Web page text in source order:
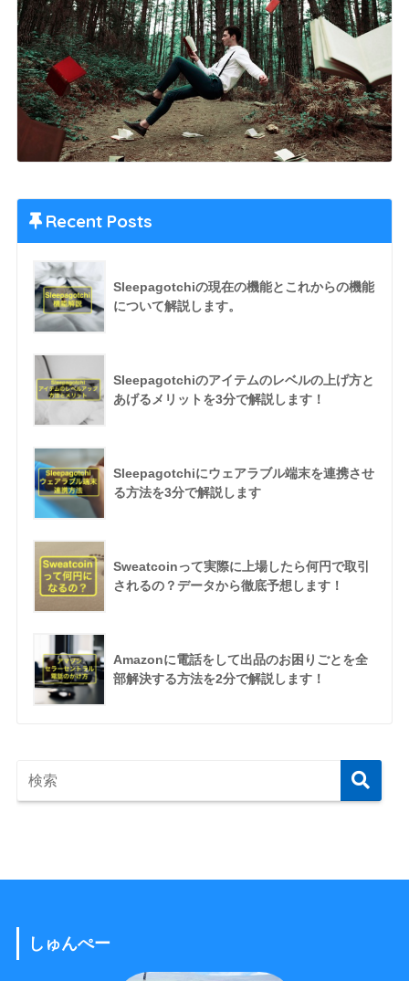
Recent Posts
Sleepagotchiの現在の機能とこれからの機能
について解説します。
Sleepagotchiのアイテムのレベルの上げ方と
あげるメリットを3分で解説します！
Sleepagotchiにウェアラブル端末を連携させ
る方法を3分で解説します
Sweatcoinって実際に上場したら何円で取引
されるの？データから徹底予想します！
Amazonに電話をして出品のお困りごとを全
部解決する方法を2分で解説します！
しゅんぺー